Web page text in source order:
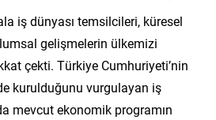
iş dünyası temsilcileri, küresel
gelişmelerin ülkemizi
çekti. Türkiye Cumhuriyeti’nin
kurulduğunu vurgulayan iş
mevcut ekonomik programın